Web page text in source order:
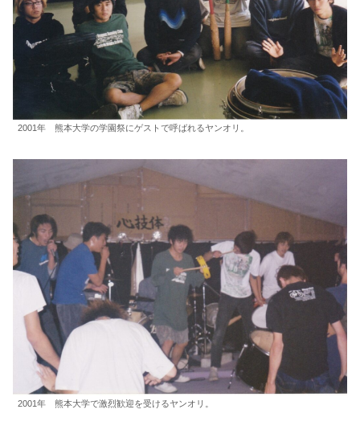
2001年 熊本大学の学園祭にゲストで呼ばれるヤンオリ。
2001年 熊本大学で激烈歓迎を受けるヤンオリ。